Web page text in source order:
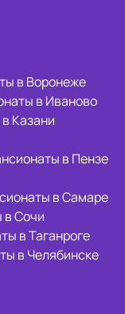
в Воронеже
в Иваново
Казани
в Пензе
в Самаре
в Сочи
в Таганроге
в Челябинске